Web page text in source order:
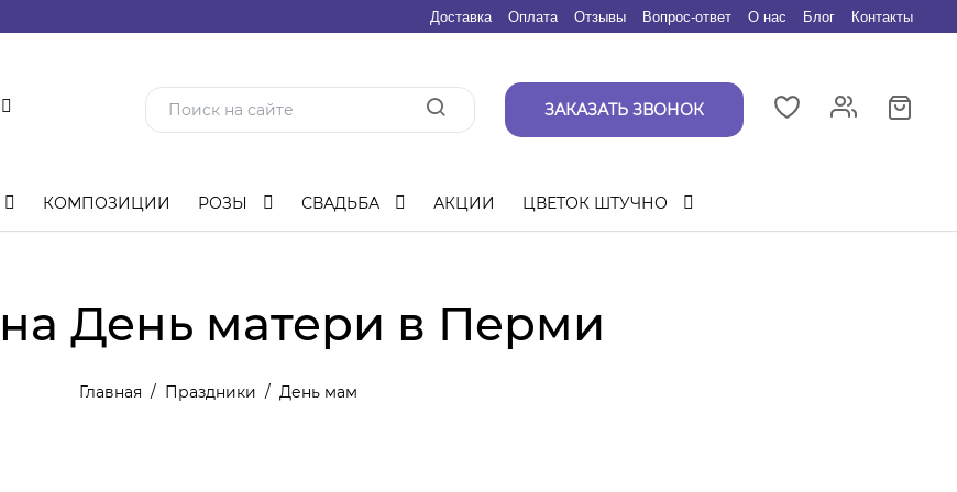
Доставка Оплата Отзывы Вопрос-ответ О нас Блог Контакты
ЗАКАЗАТЬ ЗВОНОК
КОМПОЗИЦИИ РОЗЫ СВАДЬБА АКЦИИ ЦВЕТОК ШТУЧНО
День матери в Перми
Главная Праздники День мам